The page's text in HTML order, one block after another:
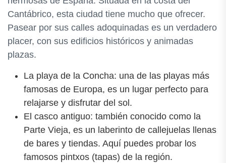
Cantábrico, esta ciudad tiene mucho que ofrecer.
Pasear por sus calles adoquinadas es un verdadero
placer, con sus edificios históricos y animadas
plazas.
La playa de la Concha: una de las playas más
famosas de Europa, es un lugar perfecto para
relajarse y disfrutar del sol.
El casco antiguo: también conocido como la
Parte Vieja, es un laberinto de callejuelas llenas
de bares y tiendas. Aquí puedes probar los
famosos pintxos (tapas) de la región.